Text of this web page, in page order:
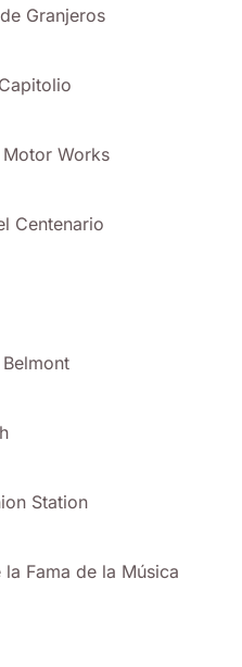
Granjeros
Works
Centenario
Station
Fama de la Música